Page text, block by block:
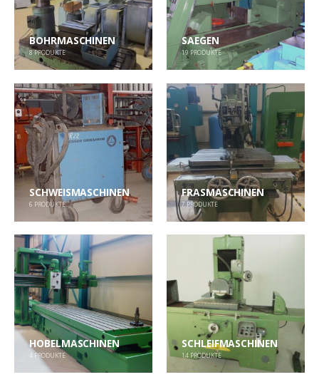
BOHRMASCHINEN
8PRODUKTE
SAEGEN
19 PRODUKTE
SCHWEISMASCHINEN
6 PRODUKTE
FRASMASCHINEN
7 PRODUKTE
HOBELMASCHINEN
PRODUKTE
SCHLEIFMASCHINEN
14 PRODUKTE